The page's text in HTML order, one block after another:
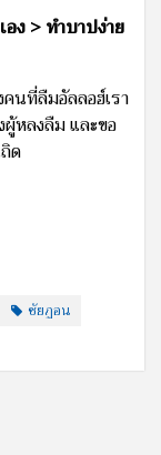
ง > ทำบาปง่าย
นที่ลืมอัลลอฮ์เรา
ผู้หลงลืม และขอ
ด
ชัยฏอน